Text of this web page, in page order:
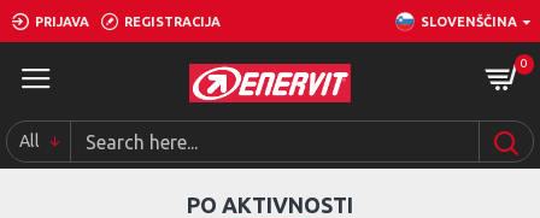
PRIJAVA REGISTRACIJA SLOVENŠČINA
0
All
PO AKTIVNOSTI